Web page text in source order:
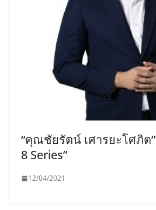
“คุณชัยรัตน์ เศารยะโศภิต
8 Series”
12/04/2021